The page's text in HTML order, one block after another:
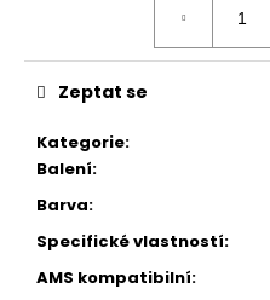
Kategorie:
Balení:
Barva:
Specifické vlastností:
AMS kompatibilní:
Zeptat se
u
m
e